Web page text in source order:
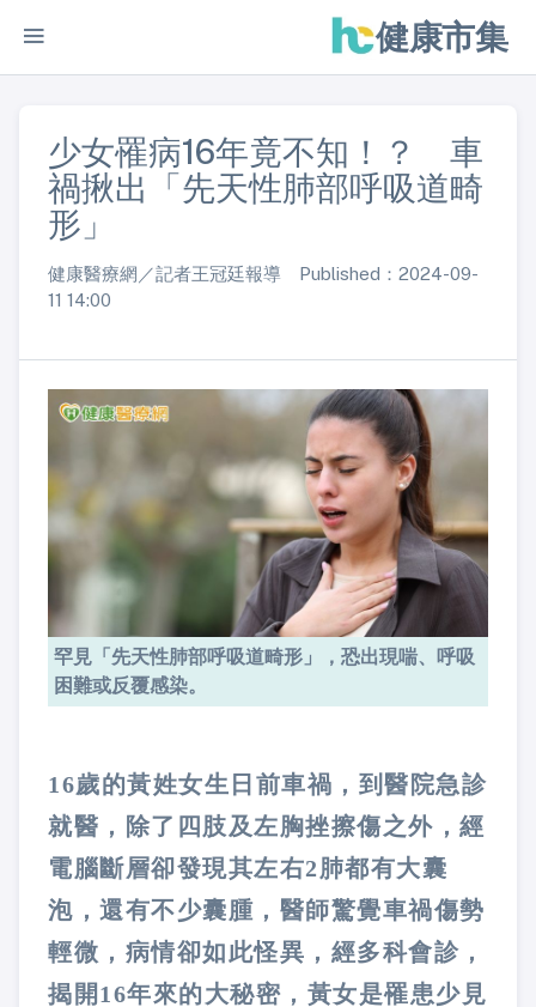
健康市集
少女罹病16年竟不知！？ 車
禍揪出「先天性肺部呼吸道畸
形」
健康醫療網／記者王冠廷報導 Published：2024-09-
11 14:00
罕見「先天性肺部呼吸道畸形」，恐出現喘、呼吸
困難或反覆感染。
16歲的黃姓女生日前車禍，到醫院急診
就醫，除了四肢及左胸挫擦傷之外，經
電腦斷層卻發現其左右2肺都有大囊
泡，還有不少囊腫，醫師驚覺車禍傷勢
輕微，病情卻如此怪異，經多科會診，
揭開16年來的大秘密，黃女是罹患少見